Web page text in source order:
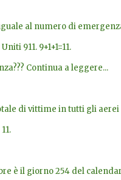
al numero di
911. 9+1+1=11.
Continua a leggere...
di vittime in tutti gli
è il giorno 254 del